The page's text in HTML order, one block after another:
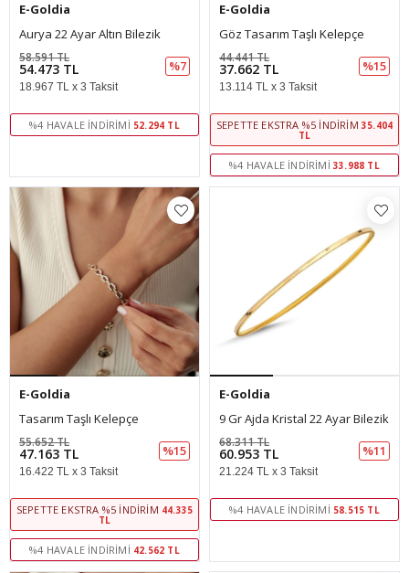
E-Goldia
Aurya 22 Ayar Altın Bilezik
54.473 TL
58.591 TL
%7
18.967 TL x 3 Taksit
%4 HAVALE İNDIRIMI 52.294 TL
E-Goldia
Göz Tasarım Taşlı Kelepçe
37.662 TL
44.441 TL
%15
13.114 TL x 3 Taksit
SEPETTE EKSTRA %5 İNDIRIM 35.404
TL
%4 HAVALE İNDIRIMI 33.988 TL
E-Goldia
Tasarım Taşlı Kelepçe
47.163 TL
55.652 TL
%15
16.422 TL x 3 Taksit
SEPETTE EKSTRA %5 İNDIRIM 44.335
TL
%4 HAVALE İNDIRIMI 42.562 TL
E-Goldia
9 Gr Ajda Kristal 22 Ayar Bilezik
60.953 TL
68.311 TL
%11
21.224 TL x 3 Taksit
%4 HAVALE İNDIRIMI 58.515 TL